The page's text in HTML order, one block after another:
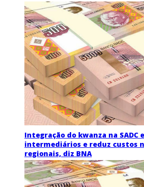
Integração do kwanza na SADC
intermediários e reduz custos
regionais, diz BNA